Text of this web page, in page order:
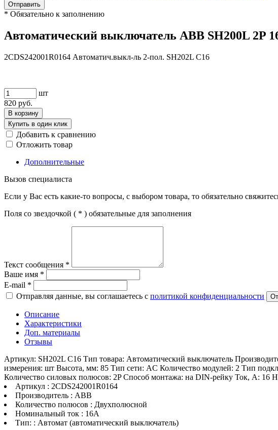
Отправить
* Обязательно к заполнению
Автоматический выключатель ABB SH200L 2P
2CDS242001R0164 Автоматич.выкл-ль 2-пол. SH202L C16
шт
820 руб.
В корзину
Купить в один клик
Добавить к сравнению
Отложить товар
Дополнительные
Вызов специалиста
Если у Вас есть какие-то вопросы, с выбором товара, то обязательно
Поля со звездочкой ( * ) обязательные для заполнения
Текст сообщения *
Ваше имя *
E-mail *
Отправляя данные, вы соглашаетесь с политикой конфиденциальности
Описание
Характеристики
Доп. материалы
Отзывы
Артикул: SH202L C16 Тип товара: Автоматический выключатель
измерения: шт Высота, мм: 85 Тип сети: AC Количество модулей: 2 Тип
Количество силовых полюсов: 2P Способ монтажа: на DIN-рейку Ток, А: 16
Артикул : 2CDS242001R0164
Производитель : ABB
Количество полюсов : Двухполюсной
Номинальный ток : 16A
Тип: : Автомат (автоматический выключатель)